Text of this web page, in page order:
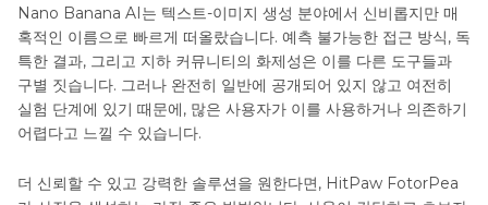
Nano Banana AI는 텍스트-이미지 생성 분야에서 신비롭지만 매
혹적인 이름으로 빠르게 떠올랐습니다. 예측 불가능한 접근 방식, 독
특한 결과, 그리고 지하 커뮤니티의 화제성은 이를 다른 도구들과
구별 짓습니다. 그러나 완전히 일반에 공개되어 있지 않고 여전히
실험 단계에 있기 때문에, 많은 사용자가 이를 사용하거나 의존하기
어렵다고 느낄 수 있습니다.
더 신뢰할 수 있고 강력한 솔루션을 원한다면, HitPaw FotorPea